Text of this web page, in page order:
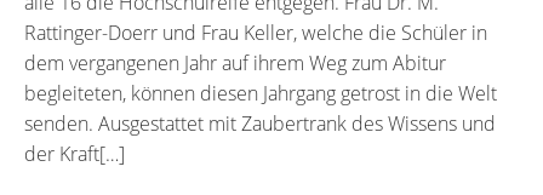
Rattinger-Doerr und Frau Keller, welche die Schüler in
dem vergangenen Jahr auf ihrem Weg zum Abitur
begleiteten, können diesen Jahrgang getrost in die Welt
senden. Ausgestattet mit Zaubertrank des Wissens und
der Kraft[…]